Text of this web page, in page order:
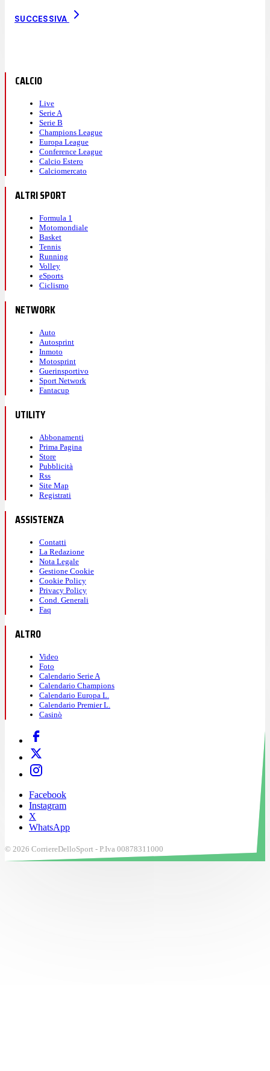
SUCCESSIVA
CALCIO
Live
Serie A
Serie B
Champions League
Europa League
Conference League
Calcio Estero
Calciomercato
ALTRI SPORT
Formula 1
Motomondiale
Basket
Tennis
Running
Volley
eSports
Ciclismo
NETWORK
Auto
Autosprint
Inmoto
Motosprint
Guerinsportivo
Sport Network
Fantacup
UTILITY
Abbonamenti
Prima Pagina
Store
Pubblicità
Rss
Site Map
Registrati
ASSISTENZA
Contatti
La Redazione
Nota Legale
Gestione Cookie
Cookie Policy
Privacy Policy
Cond. Generali
Faq
ALTRO
Video
Foto
Calendario Serie A
Calendario Champions
Calendario Europa L.
Calendario Premier L.
Casinò
Facebook
Instagram
X
WhatsApp
© 2026 CorriereDelloSport - P.Iva 00878311000